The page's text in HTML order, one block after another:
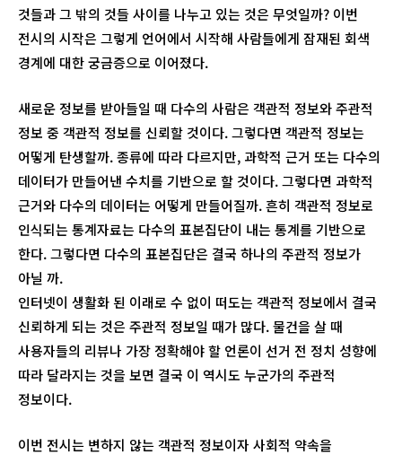
것들과 그 밖의 것들 사이를 나누고 있는 것은 무엇일까? 이번
전시의 시작은 그렇게 언어에서 시작해 사람들에게 잠재된 회색
경계에 대한 궁금증으로 이어졌다.
새로운 정보를 받아들일 때 다수의 사람은 객관적 정보와 주관적
정보 중 객관적 정보를 신뢰할 것이다. 그렇다면 객관적 정보는
어떻게 탄생할까. 종류에 따라 다르지만, 과학적 근거 또는 다수의
데이터가 만들어낸 수치를 기반으로 할 것이다. 그렇다면 과학적
근거와 다수의 데이터는 어떻게 만들어질까. 흔히 객관적 정보로
인식되는 통계자료는 다수의 표본집단이 내는 통계를 기반으로
한다. 그렇다면 다수의 표본집단은 결국 하나의 주관적 정보가
아닐 까.
인터넷이 생활화 된 이래로 수 없이 떠도는 객관적 정보에서 결국
신뢰하게 되는 것은 주관적 정보일 때가 많다. 물건을 살 때
사용자들의 리뷰나 가장 정확해야 할 언론이 선거 전 정치 성향에
따라 달라지는 것을 보면 결국 이 역시도 누군가의 주관적
정보이다.
이번 전시는 변하지 않는 객관적 정보이자 사회적 약속을